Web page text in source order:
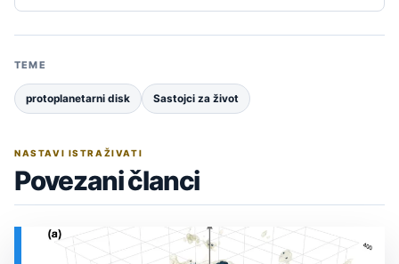
TEME
protoplanetarni disk Sastojci za život
NASTAVI ISTRAŽIVATI
Povezani članci